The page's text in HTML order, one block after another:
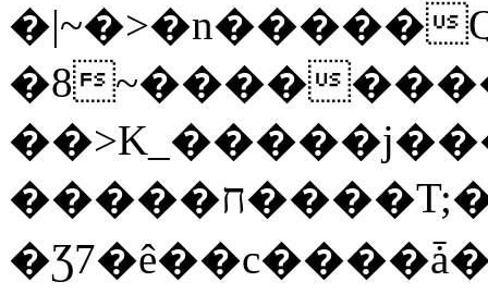
�|~�>�n�����
�8~����
�����ח����T;�uU�w��oovW�N�\�v�̓��N��6xz��z^��s�;